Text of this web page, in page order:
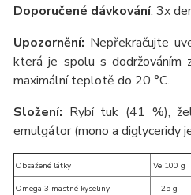
Doporučené dávkování: 3x
Upozornění: Nepřekračujte
která je spolu s dodržováním
maximální teplotě do 20 °C.
Složení: Rybí tuk (41 %),
emulgátor (mono a diglyceridy
Obsažené látky Ve 100 g
Omega 3 mastné kyseliny 25 g